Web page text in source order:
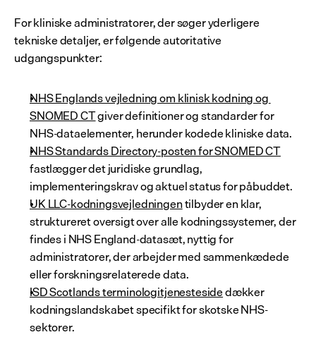
For kliniske administratorer, der søger yderligere
tekniske detaljer, er følgende autoritative
udgangspunkter:
NHS Englands vejledning om klinisk kodning og
SNOMED CT giver definitioner og standarder for
NHS-dataelementer, herunder kodede kliniske data.
NHS Standards Directory-posten for SNOMED CT
fastlægger det juridiske grundlag,
implementeringskrav og aktuel status for påbuddet.
UK LLC-kodningsvejledningen tilbyder en klar,
struktureret oversigt over alle kodningssystemer, der
findes i NHS England-datasæt, nyttig for
administratorer, der arbejder med sammenkædede
eller forskningsrelaterede data.
ISD Scotlands terminologitjenesteside dækker
kodningslandskabet specifikt for skotske NHS-
sektorer.